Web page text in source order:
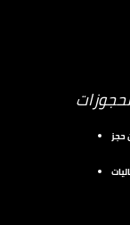
حجز